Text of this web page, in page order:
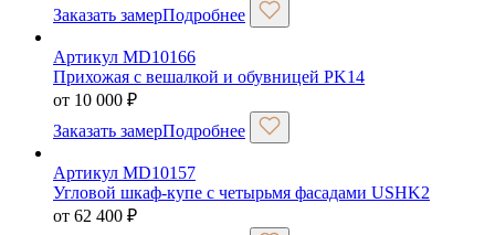
Заказать замерПодробнее
Артикул MD10166
Прихожая с вешалкой и обувницей PK14
от 10 000 ₽
Заказать замерПодробнее
Артикул MD10157
Угловой шкаф-купе с четырьмя фасадами USHK2
от 62 400 ₽